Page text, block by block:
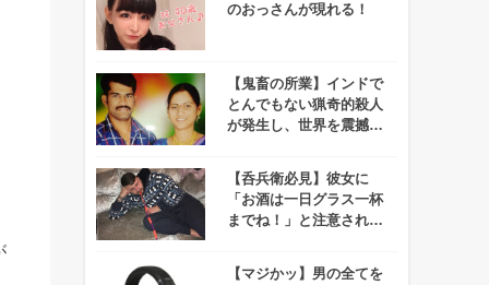
のおっさんが現れる！
【鬼畜の所業】インドで
とんでもない猟奇的殺人
が発生し、世界を震撼さ
【呑兵衛必見】彼女に
「お酒は一日グラス一杯
までね！」と注意された
とんちを利かせる！
【マジかッ】男の全てを